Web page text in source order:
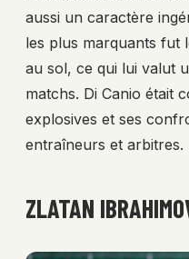
aussi un caractère
les plus marquants fut
au sol, ce qui lui valut
matchs. Di Canio était
explosives et ses
entraîneurs et arbitres.
ZLATAN